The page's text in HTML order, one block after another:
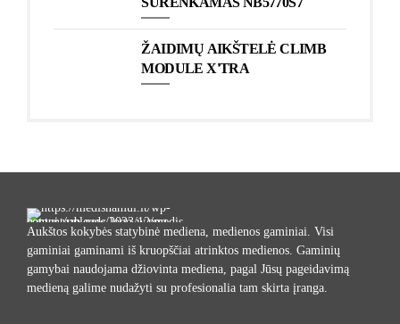
ŽAIDIMŲ AIKŠTELĖ CLIMB
MODULE X'TRA
Aukštos kokybės statybinė mediena, medienos gaminiai. Visi
gaminiai gaminami iš kruopščiai atrinktos medienos. Gaminių
gamybai naudojama džiovinta mediena, pagal Jūsų pageidavimą
medieną galime nudažyti su profesionalia tam skirta įranga.